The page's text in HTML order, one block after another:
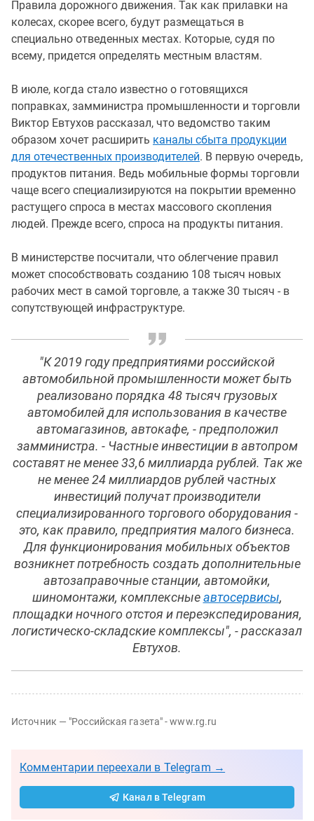
Правила дорожного движения. Так как прилавки на
колесах, скорее всего, будут размещаться в
специально отведенных местах. Которые, судя по
всему, придется определять местным властям.
В июле, когда стало известно о готовящихся
поправках, замминистра промышленности и торговли
Виктор Евтухов рассказал, что ведомство таким
образом хочет расширить каналы сбыта продукции
для отечественных производителей. В первую очередь,
продуктов питания. Ведь мобильные формы торговли
чаще всего специализируются на покрытии временно
растущего спроса в местах массового скопления
людей. Прежде всего, спроса на продукты питания.
В министерстве посчитали, что облегчение правил
может способствовать созданию 108 тысяч новых
рабочих мест в самой торговле, а также 30 тысяч - в
сопутствующей инфраструктуре.
"К 2019 году предприятиями российской
автомобильной промышленности может быть
реализовано порядка 48 тысяч грузовых
автомобилей для использования в качестве
автомагазинов, автокафе, - предположил
замминистра. - Частные инвестиции в автопром
составят не менее 33,6 миллиарда рублей. Так же
не менее 24 миллиардов рублей частных
инвестиций получат производители
специализированного торгового оборудования -
это, как правило, предприятия малого бизнеса.
Для функционирования мобильных объектов
возникнет потребность создать дополнительные
автозаправочные станции, автомойки,
шиномонтажи, комплексные автосервисы,
площадки ночного отстоя и переэкспедирования,
логистическо-складские комплексы", - рассказал
Евтухов.
Источник — "Российская газета" - www.rg.ru
Комментарии переехали в Telegram →
Канал в Telegram